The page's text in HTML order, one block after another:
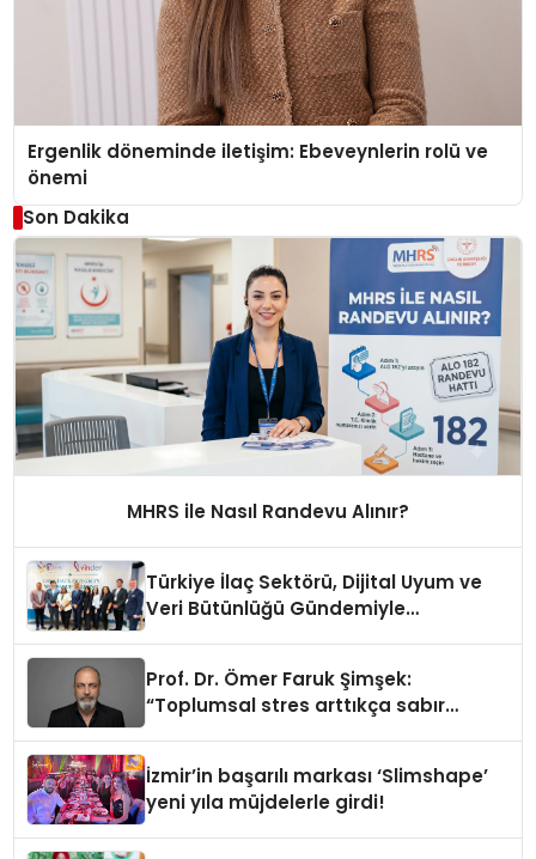
Ergenlik döneminde iletişim: Ebeveynlerin rolü ve
önemi
Son Dakika
MHRS ile Nasıl Randevu Alınır?
Türkiye İlaç Sektörü, Dijital Uyum ve
Veri Bütünlüğü Gündemiyle
Prof. Dr. Ömer Faruk Şimşek:
“Toplumsal stres arttıkça sabır
İzmir’in başarılı markası ‘Slimshape’
yeni yıla müjdelerle girdi!